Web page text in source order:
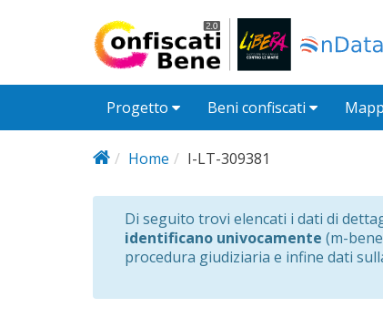
Progetto Beni confiscati
Home I-LT-309381
Di seguito trovi elencati i dati di
identificano univocamente (m-
procedura giudiziaria e infine dati